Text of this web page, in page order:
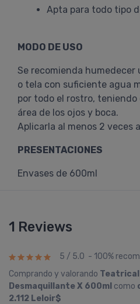
Apta para todo tipo
MODO DE USO
Se recomienda humedecer
o tela con suficiente agua
por todo el rostro, teniendo
área de los ojos y boca.
Aplicarla al menos 2 veces
PRESENTACIONES
Envases de 600ml
1 Reviews
5 / 5.0 - 100%
Comprando y valorando Teatrical
Desmaquillante X 600ml como
2.112 Leloir$